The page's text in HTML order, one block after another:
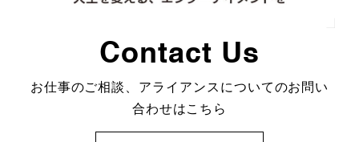
Contact Us
お仕事のご相談、アライアンスについてのお問い
合わせはこちら